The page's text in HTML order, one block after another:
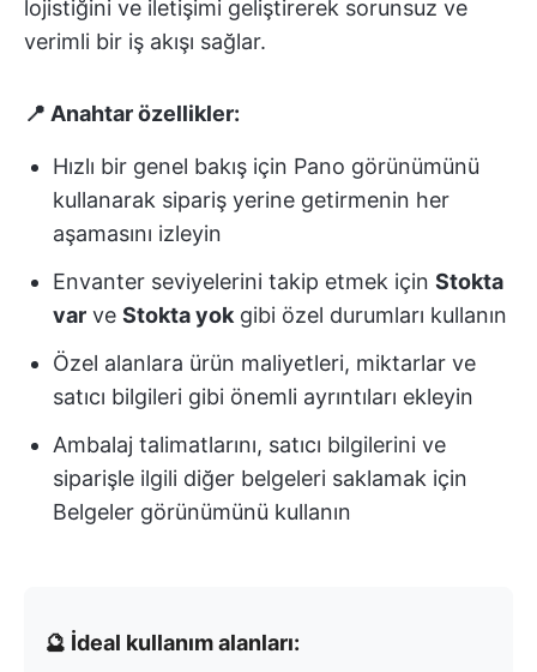
lojistiğini ve iletişimi geliştirerek sorunsuz ve
verimli bir iş akışı sağlar.
📍 Anahtar özellikler:
Hızlı bir genel bakış için Pano görünümünü
kullanarak sipariş yerine getirmenin her
aşamasını izleyin
Envanter seviyelerini takip etmek için Stokta
var ve Stokta yok gibi özel durumları kullanın
Özel alanlara ürün maliyetleri, miktarlar ve
satıcı bilgileri gibi önemli ayrıntıları ekleyin
Ambalaj talimatlarını, satıcı bilgilerini ve
siparişle ilgili diğer belgeleri saklamak için
Belgeler görünümünü kullanın
🔮 İdeal kullanım alanları: